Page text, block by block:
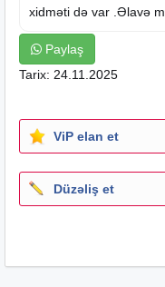
xidməti də var .Əlavə
Paylaş
Tarix: 24.11.2025
ViP elan et
Düzəliş et